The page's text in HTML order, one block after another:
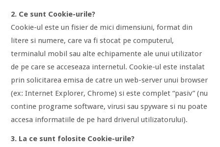
2. Ce sunt Cookie-urile?
Cookie-ul este un fisier de mici dimensiuni, format din
litere si numere, care va fi stocat pe computerul,
terminalul mobil sau alte echipamente ale unui utilizator
de pe care se acceseaza internetul. Cookie-ul este instalat
prin solicitarea emisa de catre un web-server unui browser
(ex: Internet Explorer, Chrome) si este complet “pasiv” (nu
contine programe software, virusi sau spyware si nu poate
accesa informatiile de pe hard driverul utilizatorului).
3. La ce sunt folosite Cookie-urile?